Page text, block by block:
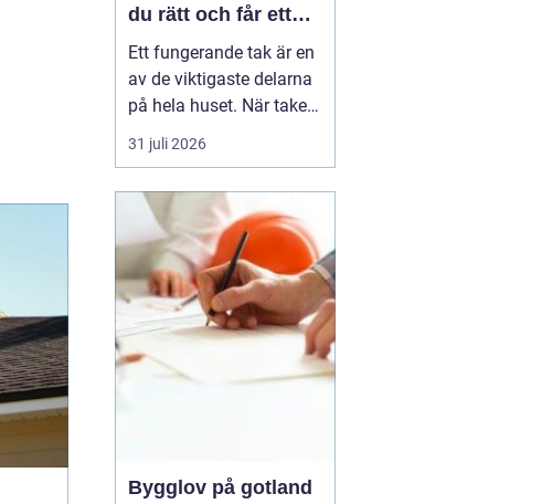
du rätt och får ett
tak som håller
Ett fungerande tak är en
av de viktigaste delarna
på hela huset. När taket
börjar bli slitet påverkar
det både tryggheten,
värdet på huset. Därför
blir valetav takläggare i
Jönköping avg...
31 juli 2026
Bygglov på gotland